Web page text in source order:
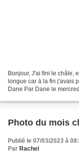
Bonjour, J'ai fini le châle,
longue car à la fin j'avais
Dane Par Dane le
Photo du mois
Publié le 07/03/2023 à
Par Rachel